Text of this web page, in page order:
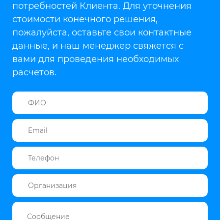
потребностей Клиента. Для уточнения
стоимости конечного решения,
пожалуйста, оставьте свои контактные
данные, и наш менеджер свяжется с
вами для проведения необходимых
расчетов.